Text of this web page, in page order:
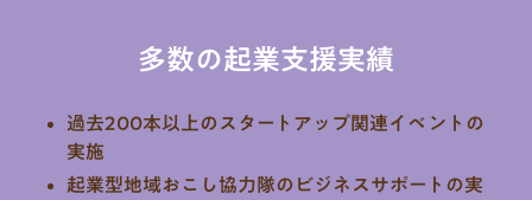
多数の起業支援実績
過去200本以上のスタートアップ関連イベントの
実施
起業型地域おこし協力隊のビジネスサポートの実